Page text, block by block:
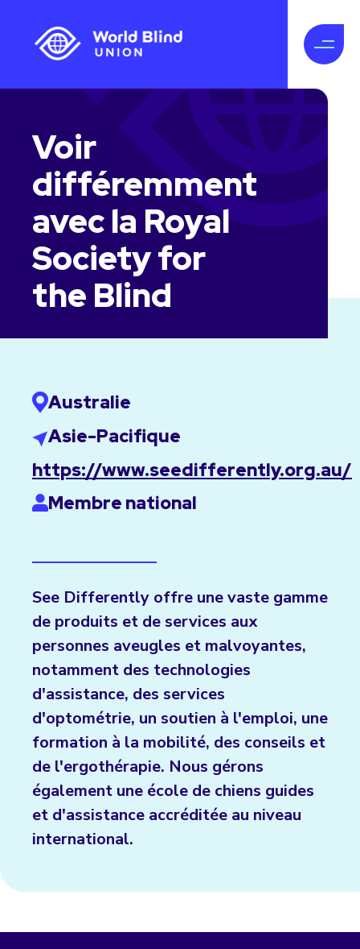
Voir
différemment
avec la Royal
Society for
the Blind
Australie
Asie-Pacifique
https://www.seedifferently.org.au/
Membre national
See Differently offre une vaste gamme
de produits et de services aux
personnes aveugles et malvoyantes,
notamment des technologies
d'assistance, des services
d'optométrie, un soutien à l'emploi, une
formation à la mobilité, des conseils et
de l'ergothérapie. Nous gérons
également une école de chiens guides
et d'assistance accréditée au niveau
international.